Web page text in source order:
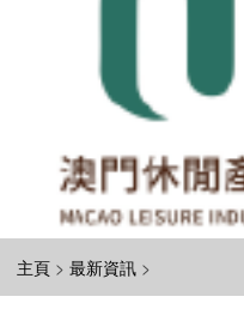
主頁 > 最新資訊 >